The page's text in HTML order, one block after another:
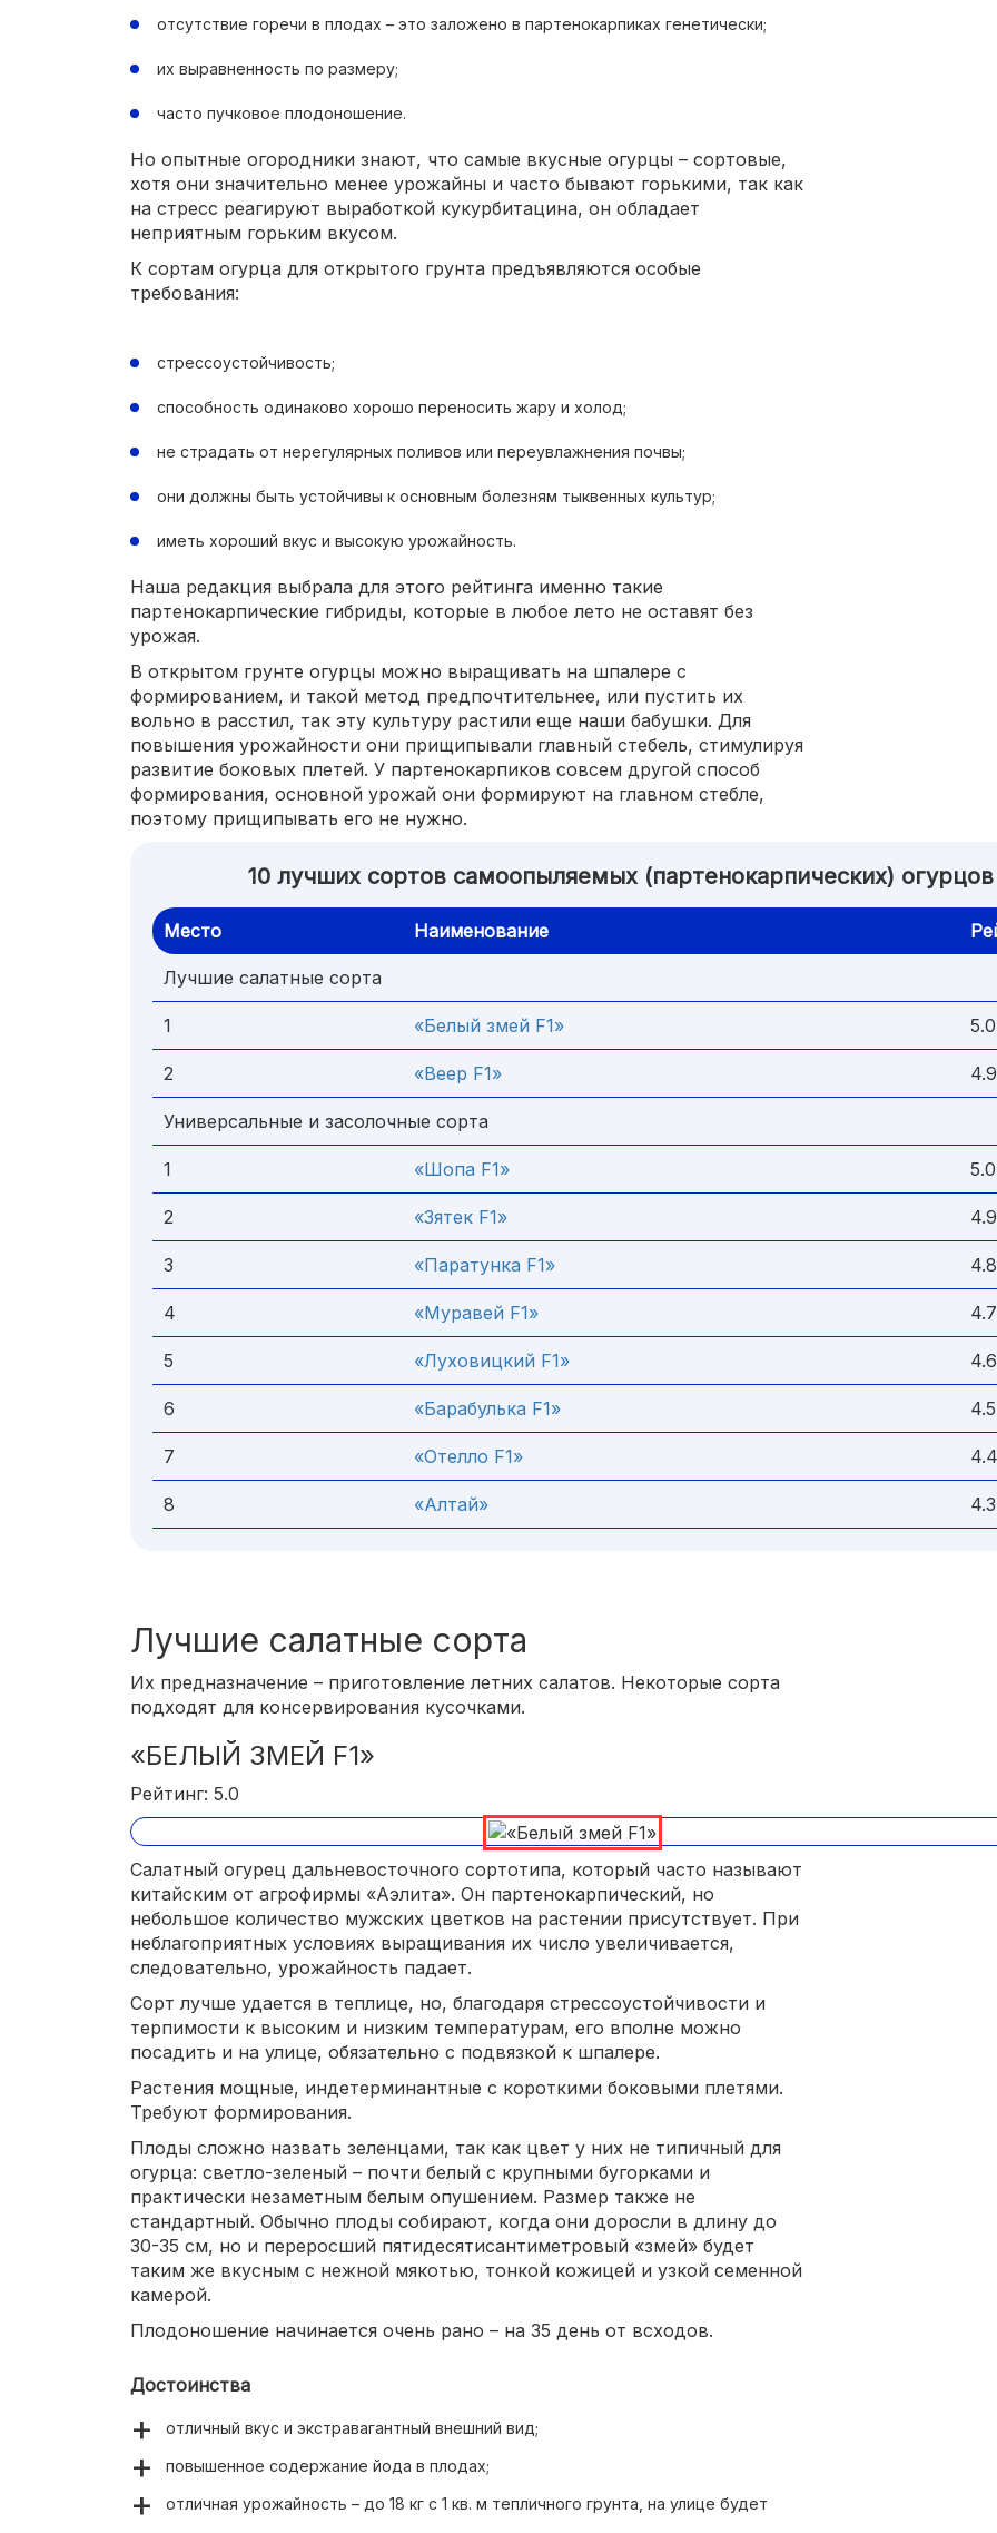
отсутствие горечи в плодах – это заложено в партенокарпиках генетически;
их выравненность по размеру;
часто пучковое плодоношение.
Но опытные огородники знают, что самые вкусные огурцы – сортовые,
хотя они значительно менее урожайны и часто бывают горькими, так как
на стресс реагируют выработкой кукурбитацина, он обладает
неприятным горьким вкусом.
К сортам огурца для открытого грунта предъявляются особые
требования:
стрессоустойчивость;
способность одинаково хорошо переносить жару и холод;
не страдать от нерегулярных поливов или переувлажнения почвы;
они должны быть устойчивы к основным болезням тыквенных культур;
иметь хороший вкус и высокую урожайность.
Наша редакция выбрала для этого рейтинга именно такие
партенокарпические гибриды, которые в любое лето не оставят без
урожая.
В открытом грунте огурцы можно выращивать на шпалере с
формированием, и такой метод предпочтительнее, или пустить их
вольно в расстил, так эту культуру растили еще наши бабушки. Для
повышения урожайности они прищипывали главный стебель, стимулируя
развитие боковых плетей. У партенокарпиков совсем другой способ
формирования, основной урожай они формируют на главном стебле,
поэтому прищипывать его не нужно.
10 лучших сортов самоопыляемых (партенокарпических)
Место Наименование
Лучшие салатные сорта
1 «Белый змей F1» 5.0
2 «Веер F1» 4.9
Универсальные и засолочные сорта
1 «Шопа F1» 5.0
2 «Зятек F1» 4.9
3 «Паратунка F1» 4.8
4 «Муравей F1» 4.7
5 «Луховицкий F1» 4.6
6 «Барабулька F1» 4.5
7 «Отелло F1» 4.4
8 «Алтай» 4.3
Лучшие салатные сорта
Их предназначение – приготовление летних салатов. Некоторые сорта
подходят для консервирования кусочками.
«БЕЛЫЙ ЗМЕЙ F1»
Рейтинг: 5.0
Салатный огурец дальневосточного сортотипа, который часто называют
китайским от агрофирмы «Аэлита». Он партенокарпический, но
небольшое количество мужских цветков на растении присутствует. При
неблагоприятных условиях выращивания их число увеличивается,
следовательно, урожайность падает.
Сорт лучше удается в теплице, но, благодаря стрессоустойчивости и
терпимости к высоким и низким температурам, его вполне можно
посадить и на улице, обязательно с подвязкой к шпалере.
Растения мощные, индетерминантные с короткими боковыми плетями.
Требуют формирования.
Плоды сложно назвать зеленцами, так как цвет у них не типичный для
огурца: светло-зеленый – почти белый с крупными бугорками и
практически незаметным белым опушением. Размер также не
стандартный. Обычно плоды собирают, когда они доросли в длину до
30-35 см, но и переросший пятидесятисантиметровый «змей» будет
таким же вкусным с нежной мякотью, тонкой кожицей и узкой семенной
камерой.
Плодоношение начинается очень рано – на 35 день от всходов.
Достоинства
отличный вкус и экстравагантный внешний вид;
повышенное содержание йода в плодах;
отличная урожайность – до 18 кг с 1 кв. м тепличного грунта, на улице будет